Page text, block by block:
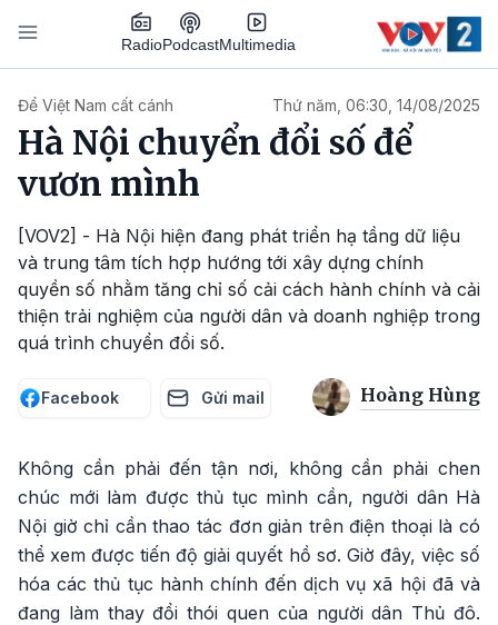
Nhảy đến nội dung
RadioPodcastMultimedia
Để Việt Nam cất cánh Thứ năm, 06:30, 14/08/2025
Hà Nội chuyển đổi số để
vươn mình
[VOV2] - Hà Nội hiện đang phát triển hạ tầng dữ liệu
và trung tâm tích hợp hướng tới xây dựng chính
quyền số nhằm tăng chỉ số cải cách hành chính và cải
thiện trải nghiệm của người dân và doanh nghiệp trong
quá trình chuyển đổi số.
Facebook Gửi mail Hoàng Hùng
Không cần phải đến tận nơi, không cần phải chen
chúc mới làm được thủ tục mình cần, người dân Hà
Nội giờ chỉ cần thao tác đơn giản trên điện thoại là có
thể xem được tiến độ giải quyết hồ sơ. Giờ đây, việc số
hóa các thủ tục hành chính đến dịch vụ xã hội đã và
đang làm thay đổi thói quen của người dân Thủ đô.